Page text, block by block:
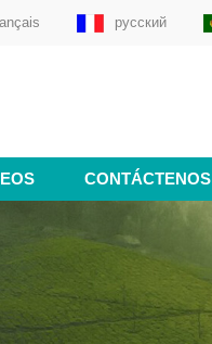
русский
CONTÁCTENOS